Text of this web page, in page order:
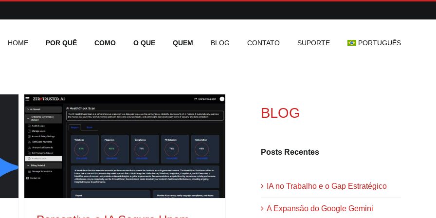
HOME POR QUÊ COMO O QUE QUEM BLOG CONTATO SUPORTE PORTUGUÊS
BLOG
Posts Recentes
IA no Trabalho e o Gap Estratégico
A Expansão do Google Gemini